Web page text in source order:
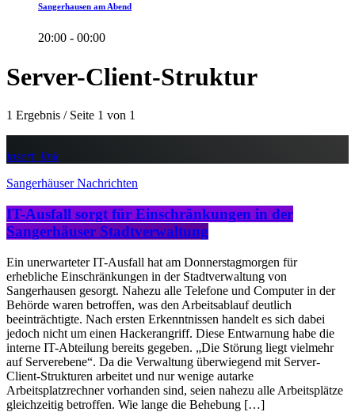
Sangerhausen am Abend
20:00 - 00:00
Server-Client-Struktur
1 Ergebnis / Seite 1 von 1
insert_link
Sangerhäuser Nachrichten
IT-Ausfall sorgt für Einschränkungen in der
Sangerhäuser Stadtverwaltung
Ein unerwarteter IT-Ausfall hat am Donnerstagmorgen für
erhebliche Einschränkungen in der Stadtverwaltung von
Sangerhausen gesorgt. Nahezu alle Telefone und Computer in der
Behörde waren betroffen, was den Arbeitsablauf deutlich
beeinträchtigte. Nach ersten Erkenntnissen handelt es sich dabei
jedoch nicht um einen Hackerangriff. Diese Entwarnung habe die
interne IT-Abteilung bereits gegeben. „Die Störung liegt vielmehr
auf Serverebene“. Da die Verwaltung überwiegend mit Server-
Client-Strukturen arbeitet und nur wenige autarke
Arbeitsplatzrechner vorhanden sind, seien nahezu alle Arbeitsplätze
gleichzeitig betroffen. Wie lange die Behebung […]